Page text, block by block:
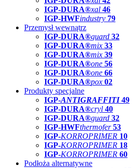
IGP-DURA®xal 46
IGP-HWFindustry 79
Przemysł wewnątrz
IGP-DURA®guard 32
IGP-DURA®mix 33
IGP-DURA®mix 39
IGP-DURA®one 56
IGP-DURA®one 66
IGP-DURA®pox 02
Produkty specjalne
IGP-ANTIGRAFFITI49
IGP-DURA®cryl 40
IGP-DURA®guard 32
IGP-HWFthermofer 53
IGP-KORROPRIMER 10
IGP-KORROPRIMER 18
IGP-KORROPRIMER 60
Podłoża alternatywne